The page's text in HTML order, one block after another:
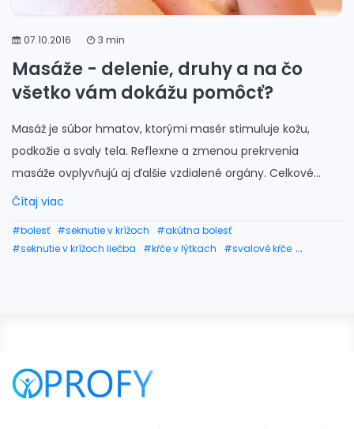
07.10.2016 3 min
Masáže - delenie, druhy a na čo
všetko vám dokážu pomôcť?
Masáž je súbor hmatov, ktorými masér stimuluje kožu,
podkožie a svaly tela. Reflexne a zmenou prekrvenia
masáže ovplyvňujú aj ďalšie vzdialené orgány. Celkové...
Čítaj viac
#bolesť #seknutie v krížoch
#akútna bolesť
#seknutie v krížoch liečba
#kŕče v lýtkach
#svalové kŕče